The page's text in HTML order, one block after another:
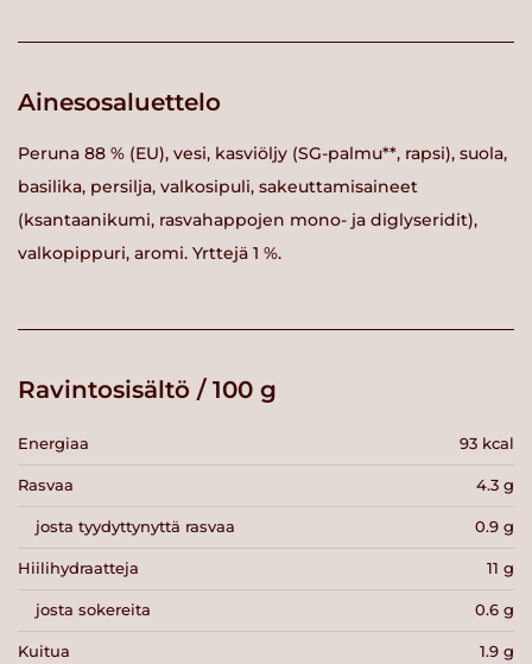
Ainesosaluettelo
Peruna 88 % (EU), vesi, kasviöljy (SG-palmu**, rapsi), suola,
basilika, persilja, valkosipuli, sakeuttamisaineet
(ksantaanikumi, rasvahappojen mono- ja diglyseridit),
valkopippuri, aromi. Yrttejä 1 %.
Ravintosisältö / 100 g
Energiaa 93 kcal
Rasvaa 4.3 g
josta tyydyttynyttä rasvaa 0.9 g
Hiilihydraatteja 11 g
josta sokereita 0.6 g
Kuitua 1.9 g